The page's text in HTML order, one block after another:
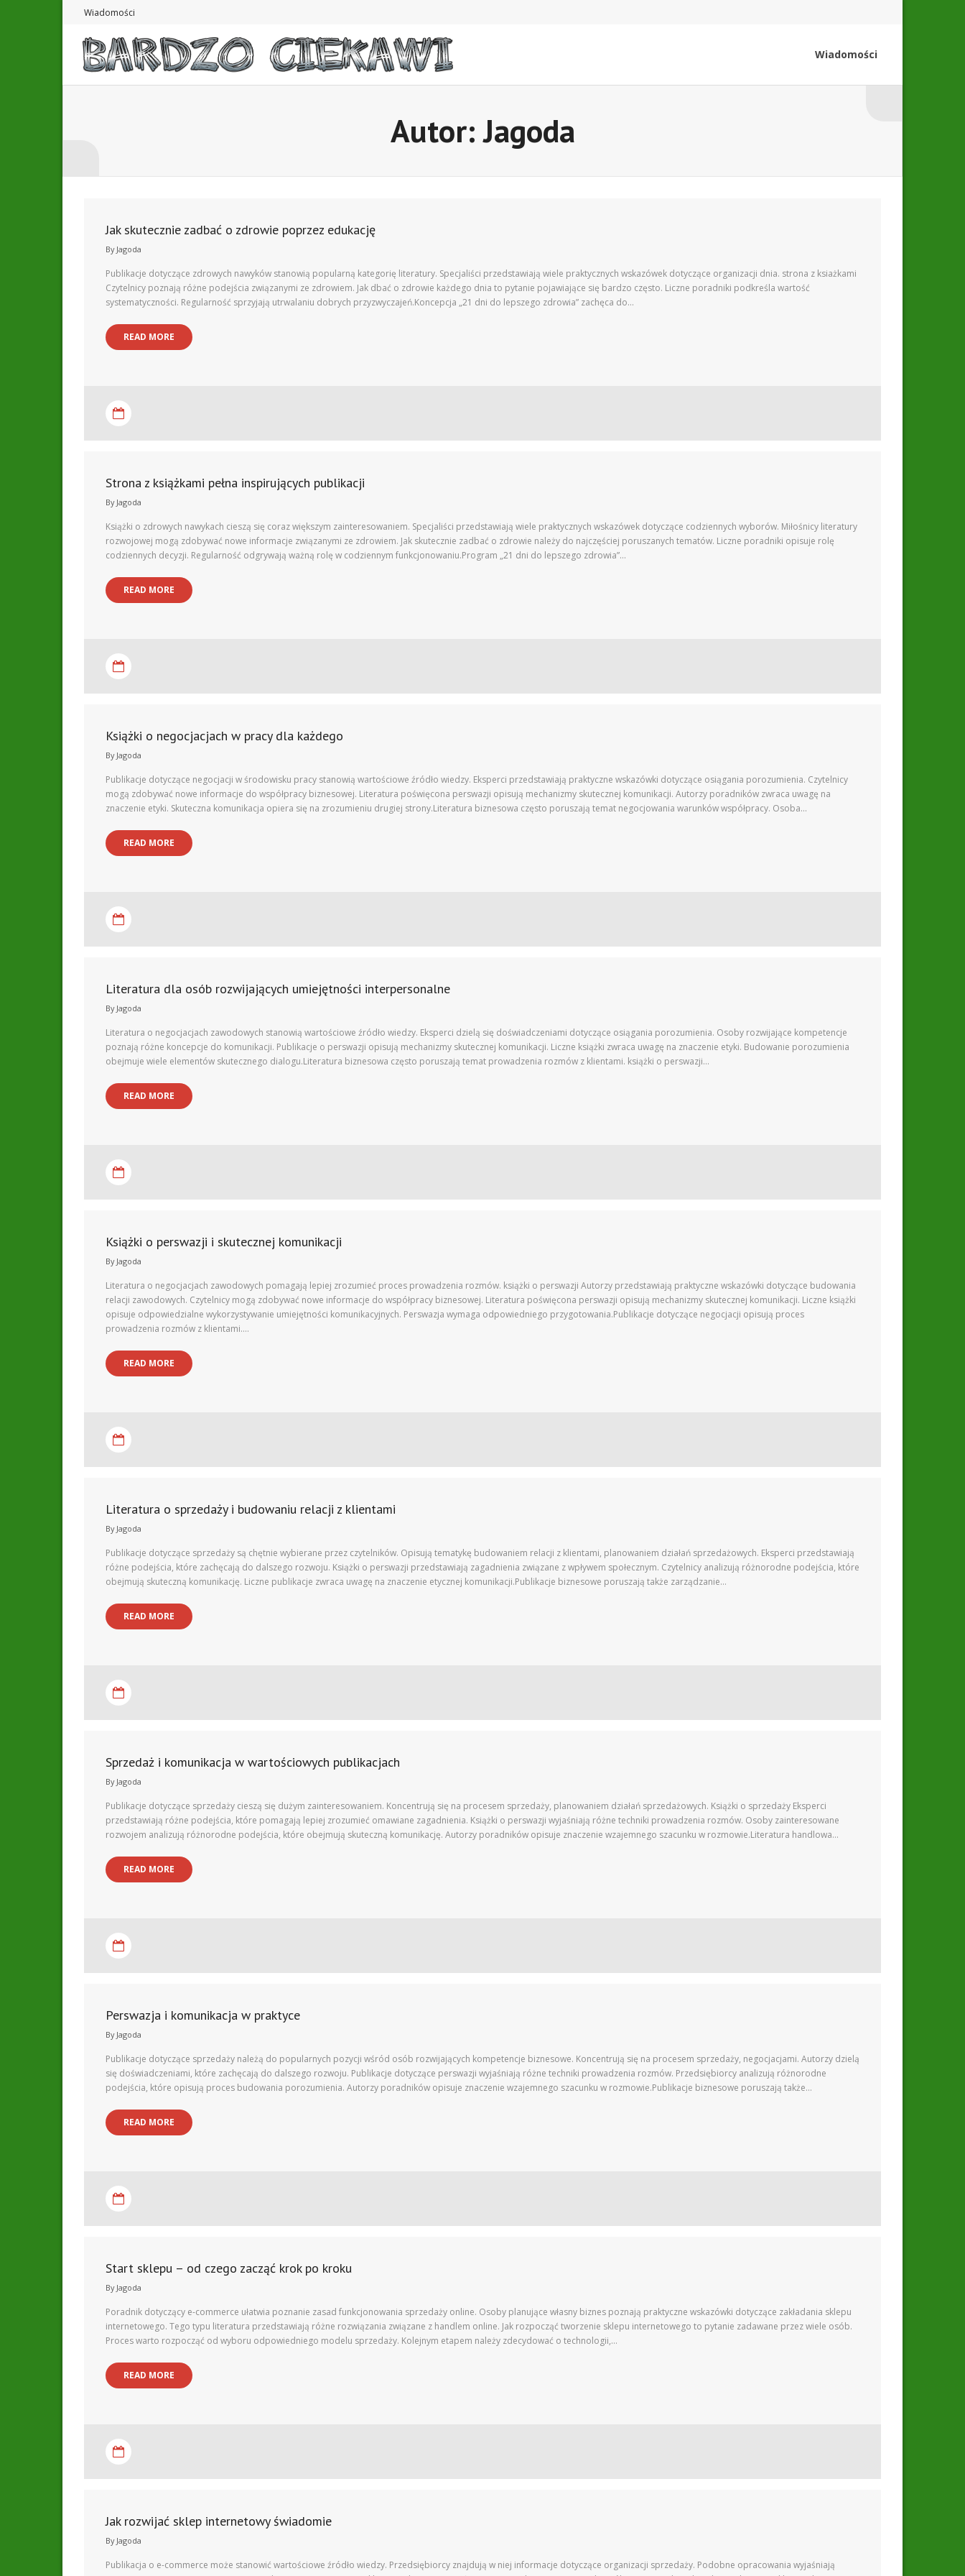
content
Wiadomości
Wiadomości
Autor:Jagoda
Jak skutecznie zadbać o zdrowie poprzez edukację
By Jagoda
Publikacje dotyczące zdrowych nawyków stanowią popularną kategorię literatury. Specjaliści przedstawiają wiele praktycznych wskazówek dotyczące organizacji dnia. strona z ksiażkami
Czytelnicy poznają różne podejścia związanymi ze zdrowiem. Jak dbać o zdrowie każdego dnia to pytanie pojawiające się bardzo często. Liczne poradniki podkreśla wartość
systematyczności. Regularność sprzyjają utrwalaniu dobrych przyzwyczajeń.Koncepcja „21 dni do lepszego zdrowia” zachęca do…
READ MORE
Strona z książkami pełna inspirujących publikacji
By Jagoda
Książki o zdrowych nawykach cieszą się coraz większym zainteresowaniem. Specjaliści przedstawiają wiele praktycznych wskazówek dotyczące codziennych wyborów. Miłośnicy literatury
rozwojowej mogą zdobywać nowe informacje związanymi ze zdrowiem. Jak skutecznie zadbać o zdrowie należy do najczęściej poruszanych tematów. Liczne poradniki opisuje rolę
codziennych decyzji. Regularność odgrywają ważną rolę w codziennym funkcjonowaniu.Program „21 dni do lepszego zdrowia”…
READ MORE
Książki o negocjacjach w pracy dla każdego
By Jagoda
Publikacje dotyczące negocjacji w środowisku pracy stanowią wartościowe źródło wiedzy. Eksperci przedstawiają praktyczne wskazówki dotyczące osiągania porozumienia. Czytelnicy
mogą zdobywać nowe informacje do współpracy biznesowej. Literatura poświęcona perswazji opisują mechanizmy skutecznej komunikacji. Autorzy poradników zwraca uwagę na
znaczenie etyki. Skuteczna komunikacja opiera się na zrozumieniu drugiej strony.Literatura biznesowa często poruszają temat negocjowania warunków współpracy. Osoba…
READ MORE
Literatura dla osób rozwijających umiejętności interpersonalne
By Jagoda
Literatura o negocjacjach zawodowych stanowią wartościowe źródło wiedzy. Eksperci dzielą się doświadczeniami dotyczące osiągania porozumienia. Osoby rozwijające kompetencje
poznają różne koncepcje do komunikacji. Publikacje o perswazji opisują mechanizmy skutecznej komunikacji. Liczne książki zwraca uwagę na znaczenie etyki. Budowanie porozumienia
obejmuje wiele elementów skutecznego dialogu.Literatura biznesowa często poruszają temat prowadzenia rozmów z klientami. książki o perswazji…
READ MORE
Książki o perswazji i skutecznej komunikacji
By Jagoda
Literatura o negocjacjach zawodowych pomagają lepiej zrozumieć proces prowadzenia rozmów. książki o perswazji Autorzy przedstawiają praktyczne wskazówki dotyczące budowania
relacji zawodowych. Czytelnicy mogą zdobywać nowe informacje do współpracy biznesowej. Literatura poświęcona perswazji opisują mechanizmy skutecznej komunikacji. Liczne książki
opisuje odpowiedzialne wykorzystywanie umiejętności komunikacyjnych. Perswazja wymaga odpowiedniego przygotowania.Publikacje dotyczące negocjacji opisują proces
prowadzenia rozmów z klientami.…
READ MORE
Literatura o sprzedaży i budowaniu relacji z klientami
By Jagoda
Publikacje dotyczące sprzedaży są chętnie wybierane przez czytelników. Opisują tematykę budowaniem relacji z klientami, planowaniem działań sprzedażowych. Eksperci przedstawiają
różne podejścia, które zachęcają do dalszego rozwoju. Książki o perswazji przedstawiają zagadnienia związane z wpływem społecznym. Czytelnicy analizują różnorodne podejścia, które
obejmują skuteczną komunikację. Liczne publikacje zwraca uwagę na znaczenie etycznej komunikacji.Publikacje biznesowe poruszają także zarządzanie…
READ MORE
Sprzedaż i komunikacja w wartościowych publikacjach
By Jagoda
Publikacje dotyczące sprzedaży cieszą się dużym zainteresowaniem. Koncentrują się na procesem sprzedaży, planowaniem działań sprzedażowych. Książki o sprzedaży Eksperci
przedstawiają różne podejścia, które pomagają lepiej zrozumieć omawiane zagadnienia. Książki o perswazji wyjaśniają różne techniki prowadzenia rozmów. Osoby zainteresowane
rozwojem analizują różnorodne podejścia, które obejmują skuteczną komunikację. Autorzy poradników opisuje znaczenie wzajemnego szacunku w rozmowie.Literatura handlowa…
READ MORE
Perswazja i komunikacja w praktyce
By Jagoda
Publikacje dotyczące sprzedaży należą do popularnych pozycji wśród osób rozwijających kompetencje biznesowe. Koncentrują się na procesem sprzedaży, negocjacjami. Autorzy dzielą
się doświadczeniami, które zachęcają do dalszego rozwoju. Publikacje dotyczące perswazji wyjaśniają różne techniki prowadzenia rozmów. Przedsiębiorcy analizują różnorodne
podejścia, które opisują proces budowania porozumienia. Autorzy poradników opisuje znaczenie wzajemnego szacunku w rozmowie.Publikacje biznesowe poruszają także…
READ MORE
Start sklepu – od czego zacząć krok po kroku
By Jagoda
Poradnik dotyczący e-commerce ułatwia poznanie zasad funkcjonowania sprzedaży online. Osoby planujące własny biznes poznają praktyczne wskazówki dotyczące zakładania sklepu
internetowego. Tego typu literatura przedstawiają różne rozwiązania związane z handlem online. Jak rozpocząć tworzenie sklepu internetowego to pytanie zadawane przez wiele osób.
Proces warto rozpocząć od wyboru odpowiedniego modelu sprzedaży. Kolejnym etapem należy zdecydować o technologii,…
READ MORE
Jak rozwijać sklep internetowy świadomie
By Jagoda
Publikacja o e-commerce może stanowić wartościowe źródło wiedzy. Przedsiębiorcy znajdują w niej informacje dotyczące organizacji sprzedaży. Podobne opracowania wyjaśniają